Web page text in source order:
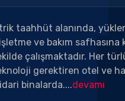
taahhüt alanında,
ve bakım
çalışmaktadır. Her
gerektiren otel ve
binalarda....devamı